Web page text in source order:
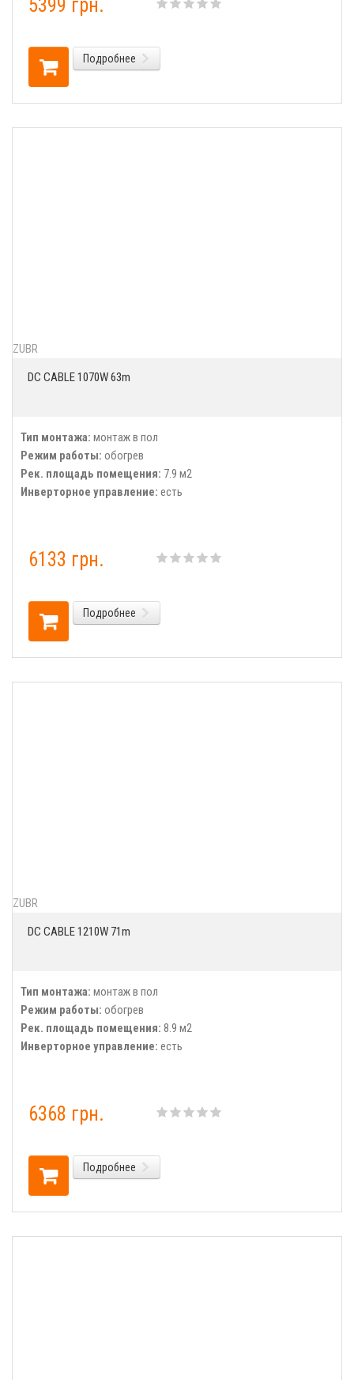
5399 грн.
Подробнее
ZUBR
DC CABLE 1070W 63m
Тип монтажа: монтаж в пол
Режим работы: обогрев
Рек. площадь помещения: 7.9 м2
Инверторное управление: есть
6133 грн.
Подробнее
ZUBR
DC CABLE 1210W 71m
Тип монтажа: монтаж в пол
Режим работы: обогрев
Рек. площадь помещения: 8.9 м2
Инверторное управление: есть
6368 грн.
Подробнее